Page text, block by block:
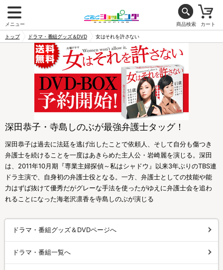
メニュー 商品検索 カート
トップ ドラマ・番組グッズ＆DVD 女はそれを許さない
深田恭子・寺島しのぶが最強弁護士タッグ！
深田恭子は過去に法廷を逃げ出したことで依頼人、そして自分も傷つき
弁護士を続けることを一度はあきらめた主人公・岩崎麗を演じる。深田
は、2011年10月期『専業主婦探偵～私はシャドウ』以来3年ぶりのTBS連
ドラ主演で、自身初の弁護士役となる。一方、弁護士としての技能や能
力はずば抜けて優秀だがグレーな手法を使ったがゆえに弁護士会を追わ
れることになった海老沢凛香を寺島しのぶが演じる
ドラマ・番組グッズ＆DVDページへ
ドラマ・番組一覧へ